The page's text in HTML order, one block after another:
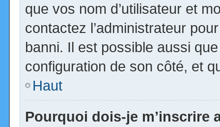
que vos nom d’utilisateur et
contactez l’administrateur
banni. Il est possible aussi
configuration de son côté, et
Haut
Pourquoi dois-je m’inscrire